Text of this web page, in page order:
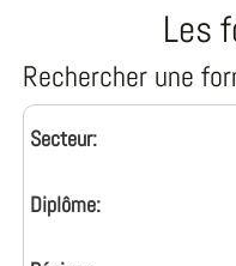
Les
Rechercher une
Secteur:
Diplôme: